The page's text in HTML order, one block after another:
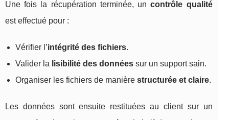
Une fois la récupération terminée, uncontrôle qualité
est effectué pour :
Vérifier l’intégrité des fichiers.
Valider la lisibilité des données sur un support sain.
Organiser les fichiers de manière structurée et claire.
Les données sont ensuite restituées au client sur un